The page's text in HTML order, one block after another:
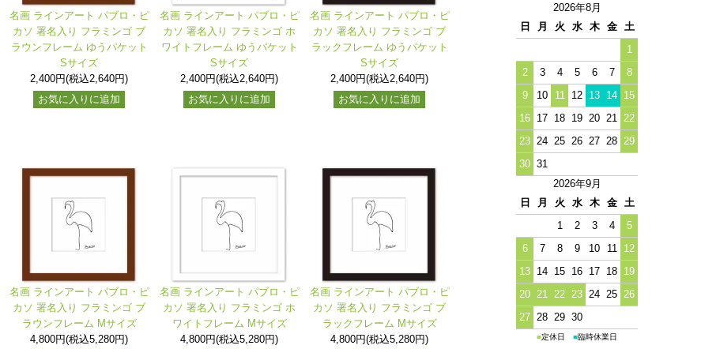
名画 ラインアート パブロ・ピ
カソ 署名入り フラミンゴ ブ
ラウンフレーム ゆうパケット
Sサイズ
2,400円(税込2,640円)
お気に入りに追加
名画 ラインアート パブロ・ピ
カソ 署名入り フラミンゴ ホ
ワイトフレーム ゆうパケット
Sサイズ
2,400円(税込2,640円)
お気に入りに追加
名画 ラインアート パブロ・ピ
カソ 署名入り フラミンゴ ブ
ラックフレーム ゆうパケット
Sサイズ
2,400円(税込2,640円)
お気に入りに追加
名画 ラインアート パブロ・ピ
カソ 署名入り フラミンゴ ブ
ラウンフレーム Mサイズ
4,800円(税込5,280円)
名画 ラインアート パブロ・ピ
カソ 署名入り フラミンゴ ホ
ワイトフレーム Mサイズ
4,800円(税込5,280円)
名画 ラインアート パブロ・ピ
カソ 署名入り フラミンゴ ブ
ラックフレーム Mサイズ
4,800円(税込5,280円)
2026年8月
日
月 火 水 木 金
土
1
2
3 4 5 6 7
8
9
10 11 12 13 14 15
16 17 18 19 20 21
22
23 24 25 26 27 28 29
30 31
2026年9月
日
月 火 水 木 金
土
1
2 3 4
5
6
7 8 9 10 11
12
13 14 15 16 17 18 19
20 21 22 23 24 25 26
27 28 29 30
■定休日 ■臨時休業日